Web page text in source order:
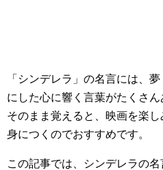
「シンデレラ」の名言には、
にした心に響く言葉がたくさ
そのまま覚えると、映画を楽
身につくのでおすすめです。
この記事では、シンデレラの